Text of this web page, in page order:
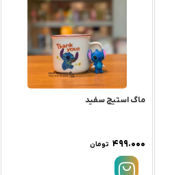
ماگ استیج سفید
۴۹۹.۰۰۰ تومان